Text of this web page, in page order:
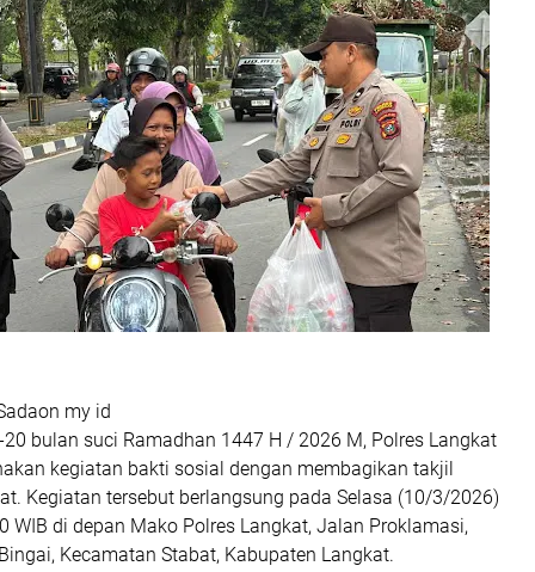
my id
bulan suci Ramadhan 1447 H / 2026 M, Polres Langkat
kegiatan bakti sosial dengan membagikan takjil
Kegiatan tersebut berlangsung pada Selasa (10/3/2026)
WIB di depan Mako Polres Langkat, Jalan Proklamasi,
Kecamatan Stabat, Kabupaten Langkat.